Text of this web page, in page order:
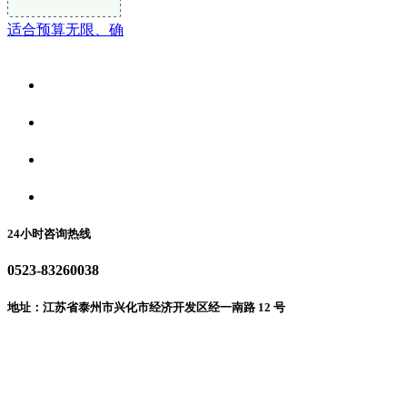
适合预算无限、确
24小时咨询热线
0523-83260038
地址：江苏省泰州市兴化市经济开发区经一南路 12 号